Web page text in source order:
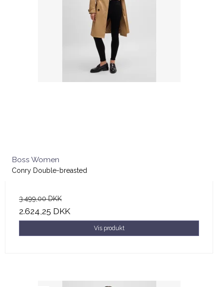
Boss Women
Conry Double-breasted
3.499,00 DKK
2.624,25 DKK
Vis produkt